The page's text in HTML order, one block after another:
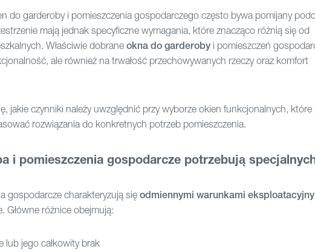
do garderoby i pomieszczenia gospodarczego często bywa pomijany
mają jednak specyficzne wymagania, które znacząco różnią się od
Właściwie dobrane okna do garderobyi pomieszczeń
ale również na trwałość przechowywanych rzeczy oraz komfort
jakie czynniki należy uwzględnić przy wyborze okien funkcjonalnych, które
rozwiązania do konkretnych potrzeb pomieszczenia.
i pomieszczenia gospodarcze potrzebują
gospodarcze charakteryzują się odmiennymi warunkami
Główne różnice obejmują:
lub jego całkowity brak